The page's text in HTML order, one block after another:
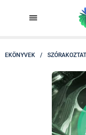
EKÖNYVEK /